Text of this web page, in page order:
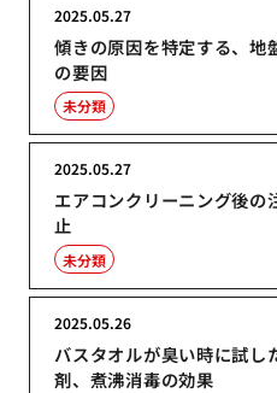
傾きの原因を特定する、地
の要因
2025.05.27
未分類
エアコンクリーニング後の
止
2025.05.27
未分類
バスタオルが臭い時に試し
剤、煮沸消毒の効果
2025.05.26